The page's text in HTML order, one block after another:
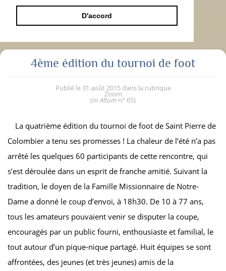
D'accord
4ème édition du tournoi de foot
Publié le 31 août 2015 dans la rubrique
Zoom
(In Altum n° 65)
La quatrième édition du tournoi de foot de Saint Pierre de
Colombier a tenu ses promesses ! La chaleur de l’été n’a pas
arrêté les quelques 60 participants de cette rencontre, qui
s’est déroulée dans un esprit de franche amitié. Suivant la
tradition, le doyen de la Famille Missionnaire de Notre-
Dame a donné le coup d’envoi, à 18h30. De 10 à 77 ans,
tous les amateurs pouvaient venir se disputer la coupe,
encouragés par un public fourni, enthousiaste et familial, le
tout autour d’un pique-nique partagé. Huit équipes se sont
affrontées, des jeunes (et très jeunes) amis de la